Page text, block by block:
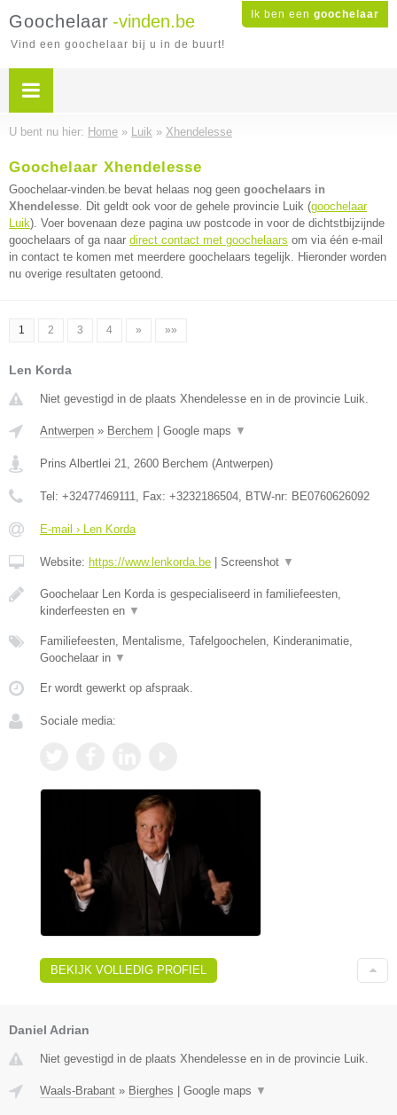
Ik ben een goochelaar
Goochelaar -vinden.be
Vind een goochelaar bij u in de buurt!
U bent nu hier: Home » Luik » Xhendelesse
Goochelaar Xhendelesse
Goochelaar-vinden.be bevat helaas nog geen goochelaars in
Xhendelesse. Dit geldt ook voor de gehele provincie Luik (goochelaar
Luik). Voer bovenaan deze pagina uw postcode in voor de dichtstbijzijnde
goochelaars of ga naar direct contact met goochelaars om via één e-mail
in contact te komen met meerdere goochelaars tegelijk. Hieronder worden
nu overige resultaten getoond.
1 2 3 4 » »»
Len Korda
Niet gevestigd in de plaats Xhendelesse en in de provincie Luik.
Antwerpen » Berchem Google maps ▼
Prins Albertlei 21, 2600 Berchem (Antwerpen)
Tel: +32477469111, Fax: +3232186504, BTW-nr: BE0760626092
E-mail › Len Korda
Website: https://www.lenkorda.be Screenshot ▼
Goochelaar Len Korda is gespecialiseerd in familiefeesten,
kinderfeesten en ▼
Familiefeesten, Mentalisme, Tafelgoochelen, Kinderanimatie,
Goochelaar in ▼
Er wordt gewerkt op afspraak.
Sociale media:
BEKIJK VOLLEDIG PROFIEL
Daniel Adrian
Niet gevestigd in de plaats Xhendelesse en in de provincie Luik.
Waals-Brabant » Bierghes | Google maps ▼